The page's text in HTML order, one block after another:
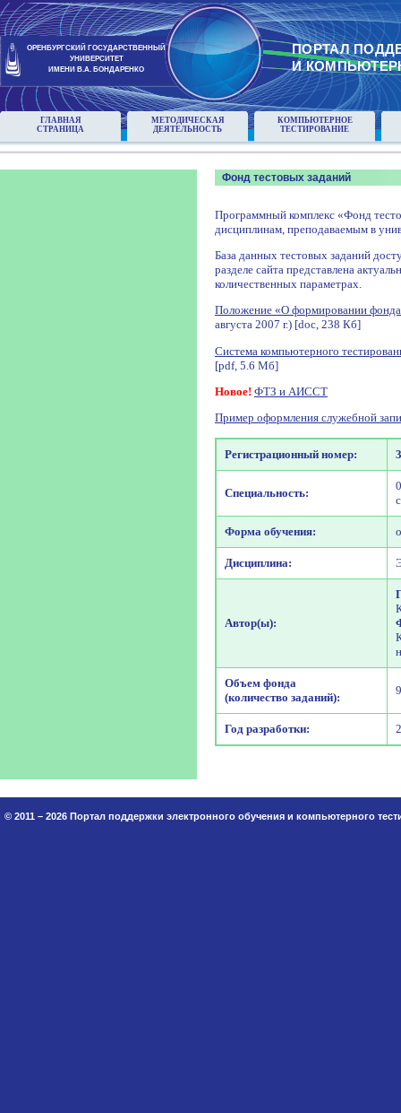
ОРЕНБУРГСКИЙ ГОСУДАРСТВЕННЫЙ
УНИВЕРСИТЕТ
ИМЕНИ В.А. БОНДАРЕНКО
ПОРТАЛ
И
ГЛАВНАЯ
СТРАНИЦА
МЕТОДИЧЕСКАЯ
ДЕЯТЕЛЬНОСТЬ
КОМПЬЮТЕРНОЕ
ТЕСТИРОВАНИЕ
Фонд тестовых заданий
Программный комплекс «Фонд
дисциплинам, преподаваемым в
База данных тестовых заданий
разделе сайта представлена
количественных параметрах.
Положение «О формировании фонда
августа 2007 г.) [doc, 238 Кб]
Система компьютерного
[pdf, 5.6 Мб]
Новое! ФТЗ и АИССТ
Пример оформления служебной
Регистрационный номер:
Специальность:
Форма обучения:
Дисциплина:
Автор(ы):
Объем фонда
(количество заданий):
Год разработки:
© 2011 – 2026 Портал поддержки электронного обучения и компьютерного